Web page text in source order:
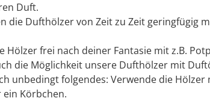
Duft.
die Dufthölzer von Zeit zu Zeit geringfügig
Hölzer frei nach deiner Fantasie mit z.B.
die Möglichkeit unsere Dufthölzer mit
unbedingt folgendes: Verwende die
Körbchen.